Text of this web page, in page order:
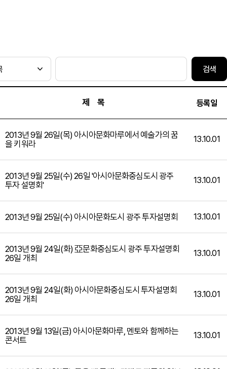
제 목 등록일
2013년 9월 26일(목) 아시아문화마루에서 예술가의 꿈
을 키워라
13.10.01
2013년 9월 25일(수) 26일 '아시아문화중심도시 광주
투자 설명회'
13.10.01
2013년 9월 25일(수) 아시아문화도시 광주 투자설명회 13.10.01
2013년 9월 24일(화) 亞문화중심도시 광주 투자설명회
26일 개최
13.10.01
2013년 9월 24일(화) 아시아문화중심도시 투자설명회
26일 개최
13.10.01
2013년 9월 13일(금) 아시아문화마루, 멘토와 함께하는
콘서트
13.10.01
검색